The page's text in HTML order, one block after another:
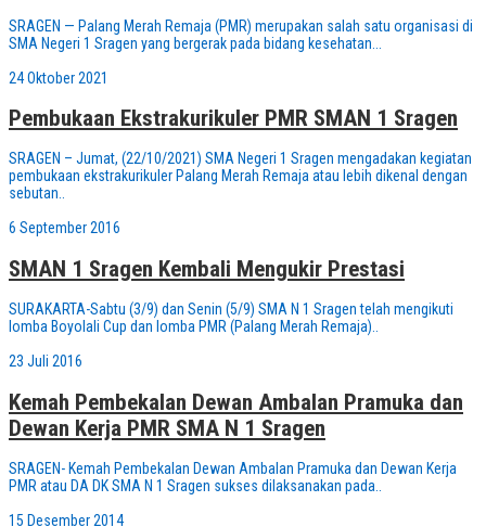
SRAGEN — Palang Merah Remaja (PMR) merupakan salah satu organisasi di
SMA Negeri 1 Sragen yang bergerak pada bidang kesehatan...
24 Oktober 2021
Pembukaan Ekstrakurikuler PMR SMAN 1 Sragen
SRAGEN – Jumat, (22/10/2021) SMA Negeri 1 Sragen mengadakan kegiatan
pembukaan ekstrakurikuler Palang Merah Remaja atau lebih dikenal dengan
sebutan..
6 September 2016
SMAN 1 Sragen Kembali Mengukir Prestasi
SURAKARTA-Sabtu (3/9) dan Senin (5/9) SMA N 1 Sragen telah mengikuti
lomba Boyolali Cup dan lomba PMR (Palang Merah Remaja)..
23 Juli 2016
Kemah Pembekalan Dewan Ambalan Pramuka dan
Dewan Kerja PMR SMA N 1 Sragen
SRAGEN- Kemah Pembekalan Dewan Ambalan Pramuka dan Dewan Kerja
PMR atau DA DK SMA N 1 Sragen sukses dilaksanakan pada..
15 Desember 2014